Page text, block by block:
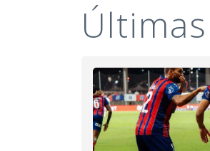
Últimas